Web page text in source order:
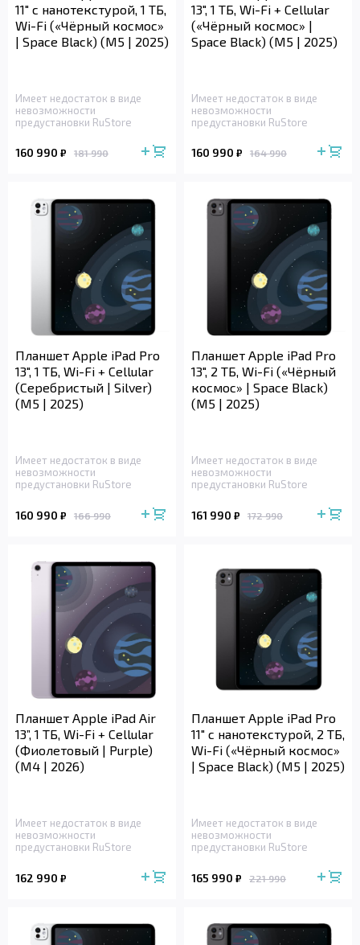
11" с нанотекстурой, 1 ТБ,
Wi-Fi («Чёрный космос»
| Space Black) (M5 | 2025)
Имеет недостаток в виде
невозможности
предустановки RuStore
160 990 ₽ 181 990
13", 1 ТБ, Wi-Fi + Cellular
(«Чёрный космос» |
Space Black) (M5 | 2025)
Имеет недостаток в виде
невозможности
предустановки RuStore
160 990 ₽ 164 990
Планшет Apple iPad Pro
13", 1 ТБ, Wi-Fi + Cellular
(Серебристый | Silver)
(M5 | 2025)
Имеет недостаток в виде
невозможности
предустановки RuStore
160 990 ₽ 166 990
Планшет Apple iPad Pro
13", 2 ТБ, Wi-Fi («Чёрный
космос» | Space Black)
(M5 | 2025)
Имеет недостаток в виде
невозможности
предустановки RuStore
161 990 ₽ 172 990
Планшет Apple iPad Air
13”, 1 ТБ, Wi-Fi + Cellular
(Фиолетовый | Purple)
(M4 | 2026)
Имеет недостаток в виде
невозможности
предустановки RuStore
162 990 ₽
Планшет Apple iPad Pro
11" с нанотекстурой, 2 ТБ,
Wi-Fi («Чёрный космос»
| Space Black) (M5 | 2025)
Имеет недостаток в виде
невозможности
предустановки RuStore
165 990 ₽ 221 990